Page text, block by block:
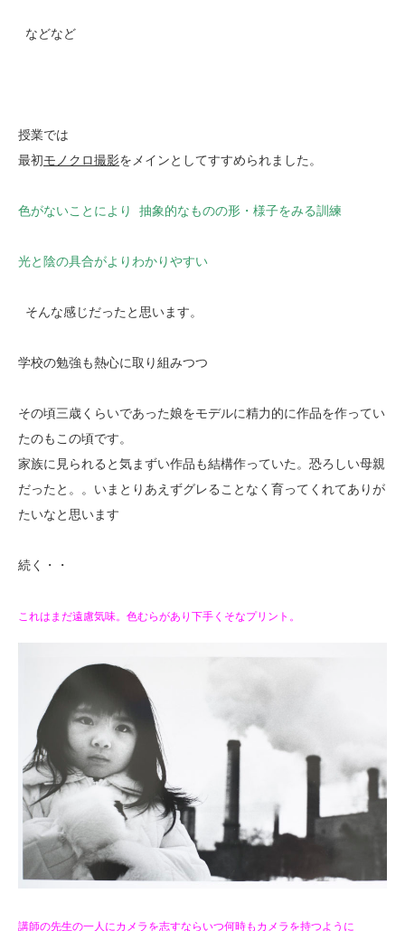
などなど
授業では
最初 モノクロ撮影をメインとしてすすめられました。
色がないことにより 抽象的なものの形・様子をみる訓練
光と陰の具合がよりわかりやすい
そんな感じだったと思います。
学校の勉強も熱心に取り組みつつ
その頃三歳くらいであった娘をモデルに精力的に作品を作ってい
たのもこの頃です。
家族に見られると気まずい作品も結構作っていた。恐ろしい母親
だったと。。いまとりあえずグレることなく育ってくれてありが
たいなと思います
続く・・
これはまだ遠慮気味。色むらがあり下手くそなプリント。
講師の先生の一人にカメラを志すならいつ何時もカメラを持つように